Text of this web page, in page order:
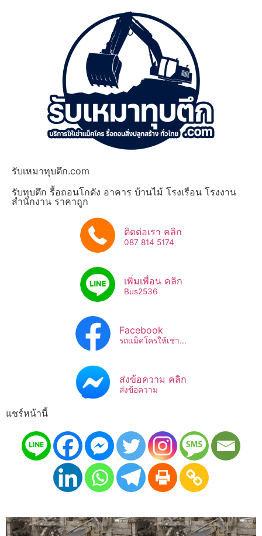
รับเหมาทุบตึก.com
รับทุบตึก รื้อถอนโกดัง อาคาร บ้านไม้ โรงเรือน โรงงาน
สำนักงาน ราคาถูก
ติดต่อเรา คลิก
087 814 5174
เพิ่มเพื่อน คลิก
Bus2536​
Facebook
รถแม็คโครให้เช่า...
ส่งข้อความ คลิก
ส่งข้อความ
แชร์หน้านี้